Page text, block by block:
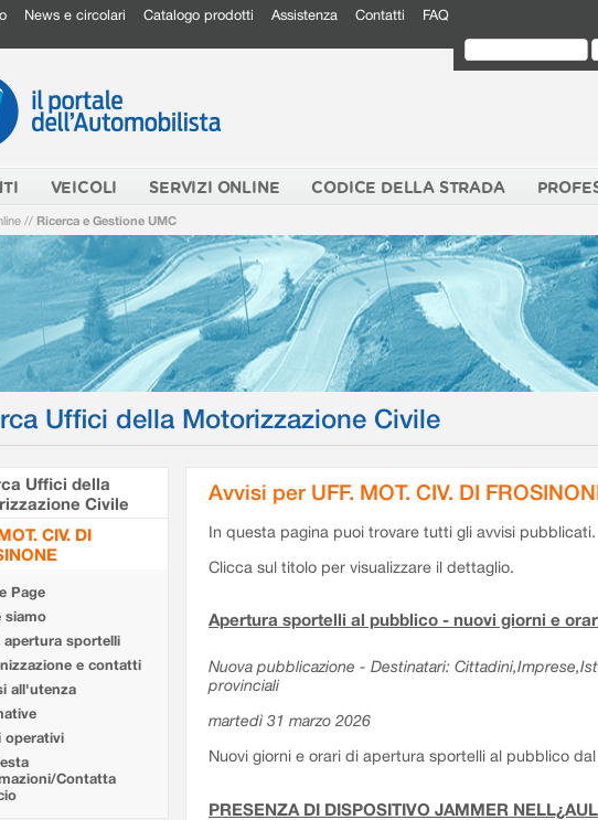
News e circolari Catalogo prodotti Assistenza Contatti FAQ
VEICOLI SERVIZI ONLINE CODICE DELLA STRADA
// Ricerca e Gestione UMC
Uffici della Motorizzazione Civile
Uffici della
Civile
CIV. DI
Page
siamo
apertura sportelli
e contatti
all'utenza
operativi
Contatta
Avvisi per UFF. MOT. CIV. DI
In questa pagina puoi trovare tutti gli avvisi pubblicati.
Clicca sul titolo per visualizzare il dettaglio.
Apertura sportelli al pubblico - nuovi giorni e
Nuova pubblicazione - Destinatari:
provinciali
martedì 31 marzo 2026
Nuovi giorni e orari di apertura sportelli al pubblico
PRESENZA DI DISPOSITIVO JAMMER